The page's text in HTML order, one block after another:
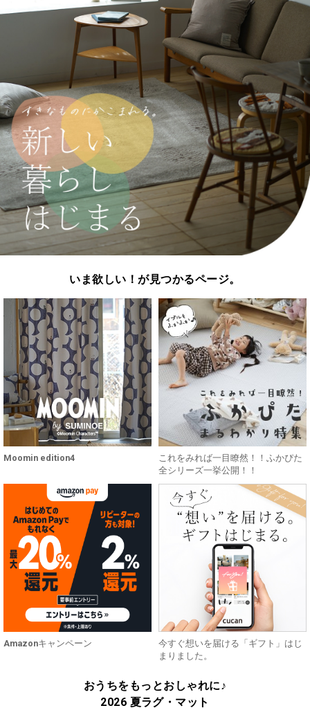
いま欲しい！が見つかるページ。
Moomin edition4
これをみれば一目瞭然！！ふかぴた
全シリーズ一挙公開！！
Amazonキャンペーン
今すぐ想いを届ける「ギフト」はじ
まりました。
おうちをもっとおしゃれに♪
2026 夏ラグ・マット